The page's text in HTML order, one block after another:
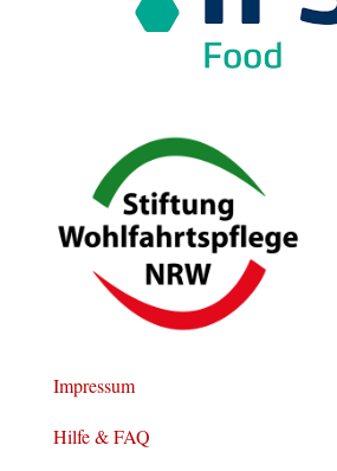
Impressum
Hilfe & FAQ